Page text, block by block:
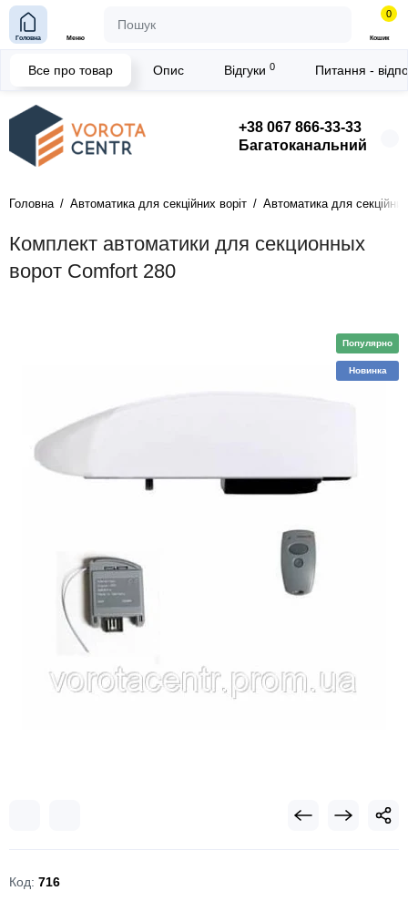
+38 067 866-33-33
Багатоканальний
Головна Меню
0
Кошик
Головна Автоматика для секційних воріт Автоматика для
Комплект автоматики для секционных
ворот Comfort 280
Все про товар Опис Відгуки 0 Питання -
Популярно
Новинка
Код: 716